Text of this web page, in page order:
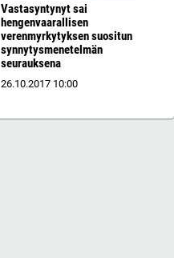
Vastasyntynyt sai
hengenvaarallisen
verenmyrkytyksen suositun
synnytysmenetelmän
seurauksena
26.10.2017 10:00